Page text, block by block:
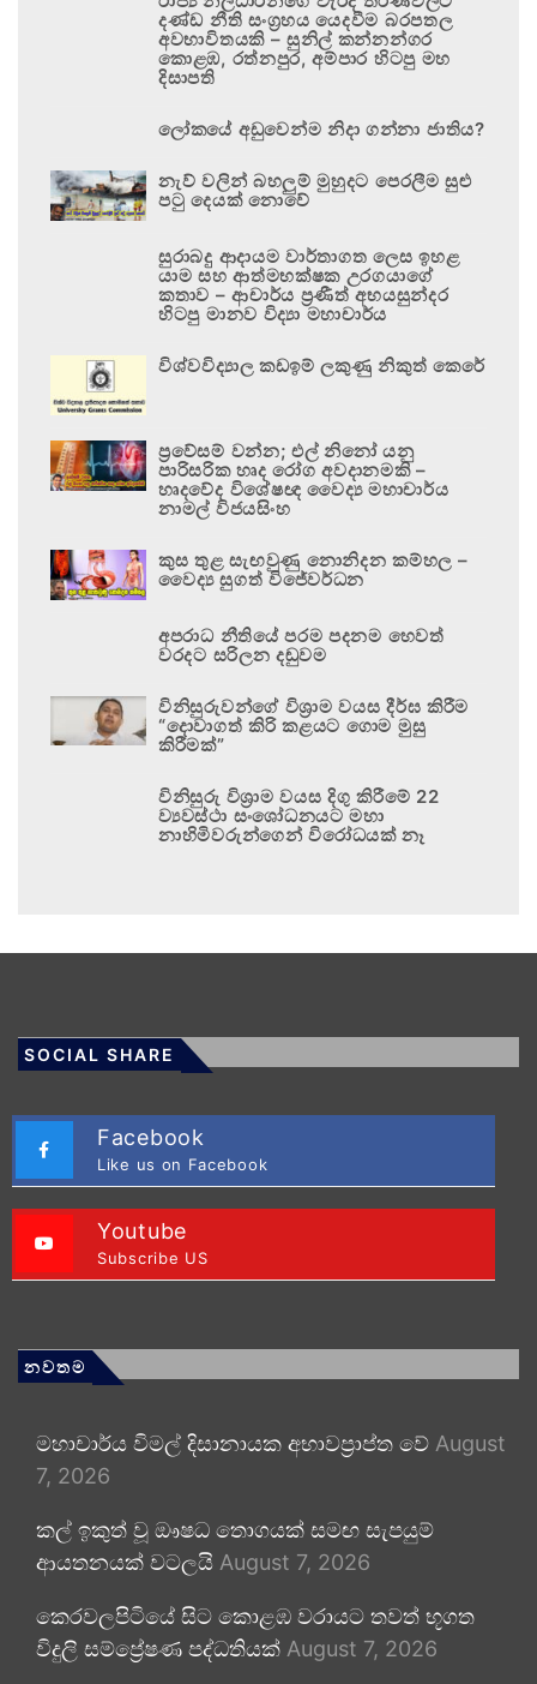
දණ්ඩ නීති සංග්‍රහය යෙදවීම බරපතල
අවභාවිතයකි – සුනිල් කන්නන්ගර
කොළඹ, රත්නපුර, අම්පාර හිටපු මහ
දිසාපති
ලෝකයේ අඩුවෙන්ම නිදා ගන්නා ජාතිය?
නැව් වලින් බහලුම් මුහුදට පෙරලීම සුළු
පටු දෙයක් නොවේ
සුරාබදු ආදායම වාර්තාගත ලෙස ඉහළ
යාම සහ ආත්මභක්ෂක උරගයාගේ
කතාව – ආචාර්ය ප්‍රණීත් අභයසුන්දර
හිටපු මානව විද්‍යා මහාචාර්ය
විශ්වවිද්‍යාල කඩඉම් ලකුණු නිකුත් කෙරේ
ප්‍රවේසම් වන්න; එල් නිනෝ යනු
පාරිසරික හෘද රෝග අවදානමකි –
හෘදවේද විශේෂඥ වෛද්‍ය මහාචාර්ය
නාමල් විජයසිංහ
කුස තුළ සැඟවුණු නොනිදන කම්හල –
වෛද්‍ය සුගත් විජේවර්ධන
අපරාධ නීතියේ පරම පදනම හෙවත්
වරදට සරිලන දඬුවම
විනිසුරුවන්ගේ විශ්‍රාම වයස දීර්ඝ කිරීම
“දොවාගත් කිරි කළයට ගොම මුසු
කිරීමක්”
විනිසුරු විශ්‍රාම වයස දිගු කිරීමේ 22
ව්‍යවස්ථා සංශෝධනයට මහා
නාහිමිවරුන්ගෙන් විරෝධයක් නෑ
SOCIAL SHARE
Facebook
Like us on Facebook
Youtube
Subscribe US
නවතම
මහාචාර්ය විමල් දිසානායක අභාවප්‍රාප්ත වේ August
7, 2026
කල් ඉකුත් වූ ඖෂධ තොගයක් සමඟ සැපයුම්
ආයතනයක් වටලයි August 7, 2026
කෙරවලපිටියේ සිට කොළඹ වරායට තවත් භූගත
විදුලි සම්ප්‍රේෂණ පද්ධතියක් August 7, 2026